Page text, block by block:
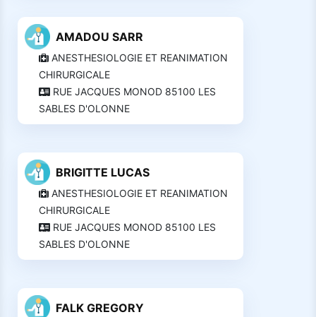
AMADOU SARR
ANESTHESIOLOGIE ET REANIMATION
CHIRURGICALE
RUE JACQUES MONOD 85100 LES
SABLES D'OLONNE
BRIGITTE LUCAS
ANESTHESIOLOGIE ET REANIMATION
CHIRURGICALE
RUE JACQUES MONOD 85100 LES
SABLES D'OLONNE
FALK GREGORY